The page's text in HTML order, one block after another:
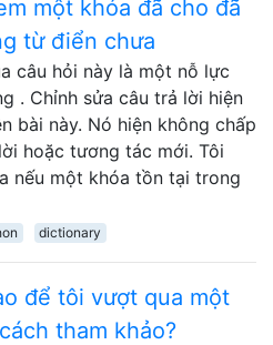
một khóa đã cho đã
từ điển chưa
câu hỏi này là một nỗ lực
. Chỉnh sửa câu trả lời hiện
bài này. Nó hiện không chấp
hoặc tương tác mới. Tôi
nếu một khóa tồn tại trong
dictionary
để tôi vượt qua một
tham khảo?